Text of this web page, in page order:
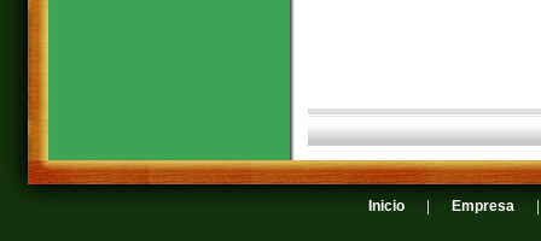
Inicio Empresa